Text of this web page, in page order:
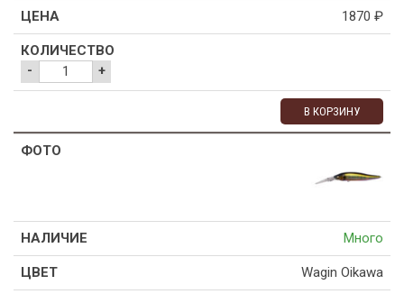
1870 ₽
- +
В КОРЗИНУ
Много
Wagin Oikawa